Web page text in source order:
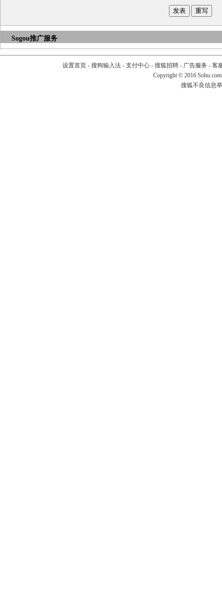
Sogou推广服务
设置首页- 搜狗输入法- 支付中心- 搜狐招聘- 广告服务 - 客
Copyright © 2016
搜狐不良信息